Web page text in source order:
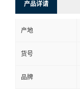
产品详请
产地
货号
品牌